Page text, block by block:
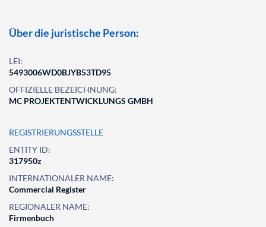
Über die juristische Person:
LEI:
5493006WD0BJYB53TD95
OFFIZIELLE BEZEICHNUNG:
MC PROJEKTENTWICKLUNGS GMBH
REGISTRIERUNGSSTELLE
ENTITY ID:
317950z
INTERNATIONALER NAME:
Commercial Register
REGIONALER NAME:
Firmenbuch